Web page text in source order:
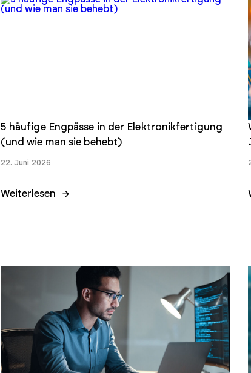
Konformität verbessern, Risiken mindern und
Produktion beschleunigen
5 häufige Engpässe in der Elektronikfertigung
(und wie man sie behebt)
22. Juni 2026
Weiterlesen